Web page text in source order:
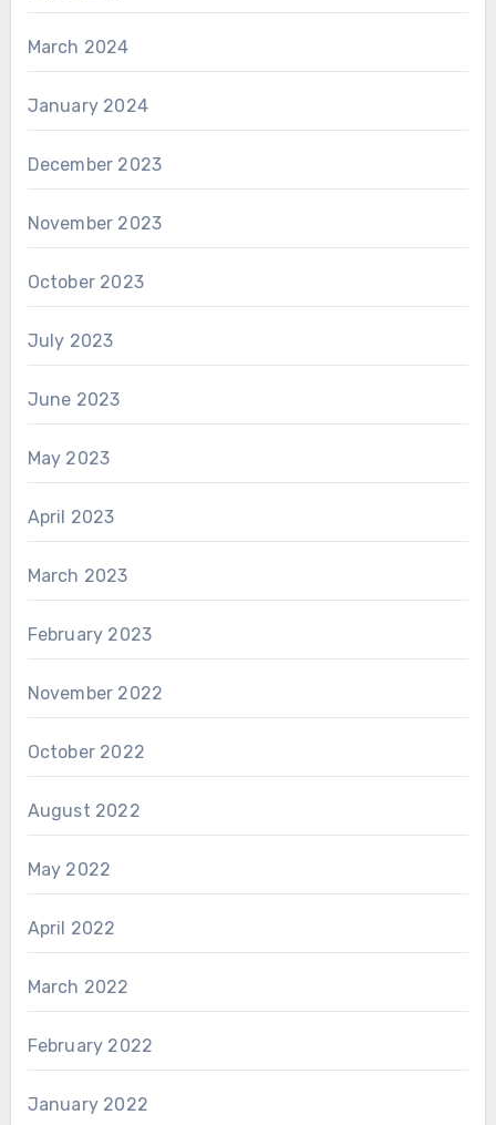
March 2024
January 2024
December 2023
November 2023
October 2023
July 2023
June 2023
May 2023
April 2023
March 2023
February 2023
November 2022
October 2022
August 2022
May 2022
April 2022
March 2022
February 2022
January 2022